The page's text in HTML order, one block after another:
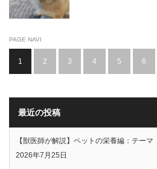
PAGE NAVI
1 2 3 4 5 6
最近の投稿
【獣医師が解説】ペットの栄養編：テーマ
2026年7月25日